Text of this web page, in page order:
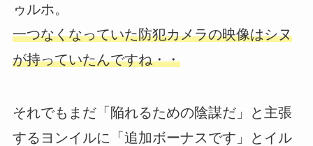
ゥルホ。
一つなくなっていた防犯カメラの映像はシヌ
が持っていたんですね・・
それでもまだ「陥れるための陰謀だ」と主張
するヨンイルに「追加ボーナスです」とイル